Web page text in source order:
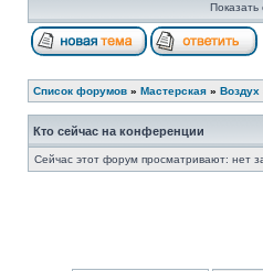
Показать
Список форумов » Мастерская » Воздух
Кто сейчас на конференции
Сейчас этот форум просматривают: нет